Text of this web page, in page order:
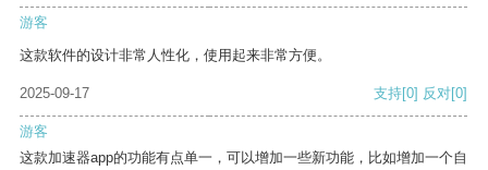
游客
这款软件的设计非常人性化，使用起来非常方便。
2025-09-17 支持[0] 反对[0]
游客
这款加速器app的功能有点单一，可以增加一些新功能，比如增加一个自